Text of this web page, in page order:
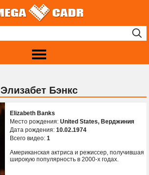
Элизабет Бэнкс
Elizabeth Banks
Место рождения: United States, Верджиния
Дата рождения: 10.02.1974
Всего видео: 1
Американская актриса и режиссер, получившая
широкую популярность в 2000-х годах.